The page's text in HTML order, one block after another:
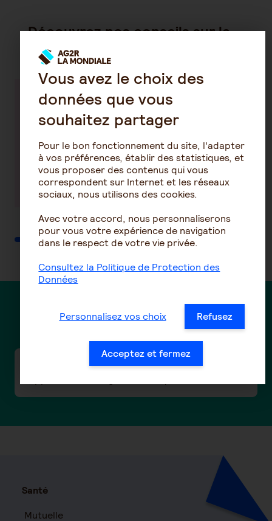
Découvrez nos conseils sur la
même thématique
Tout ce qu'il
faut savoir
trimestres
retraite
En savoir plus
Quelle est la
différence
et l’Arrco ?
En savoir plus
Des questions ?
Pourquoi ma cotisation retraite
Santé
Mutuelle
Vous avez le choix des
données que vous
souhaitez partager
Pour le bon fonctionnement du site, l'adapter
à vos préférences, établir des statistiques, et
vous proposer des contenus qui vous
correspondent sur Internet et les réseaux
sociaux, nous utilisons des cookies.
Avec votre accord, nous personnaliserons
pour vous votre expérience de navigation
dans le respect de votre vie privée.
Consultez la Politique de Protection des
Données
Personnalisez vos choix Refusez
Acceptez et fermez